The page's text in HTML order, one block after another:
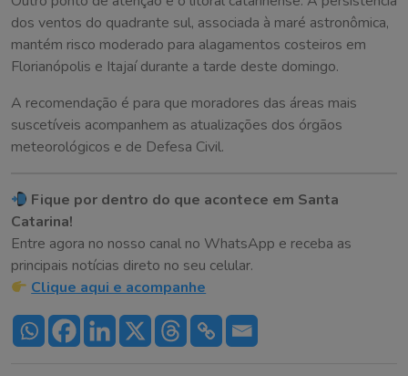
dos ventos do quadrante sul, associada à maré astronômica,
mantém risco moderado para alagamentos costeiros em
Florianópolis e Itajaí durante a tarde deste domingo.
A recomendação é para que moradores das áreas mais
suscetíveis acompanhem as atualizações dos órgãos
meteorológicos e de Defesa Civil.
Fique por dentro do que acontece em Santa
Catarina!
Entre agora no nosso canal no WhatsApp e receba as
principais notícias direto no seu celular.
Clique aqui e acompanhe